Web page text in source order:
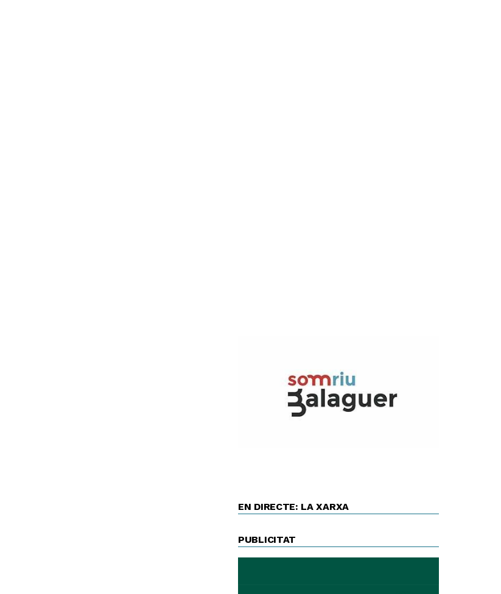
EN DIRECTE: LA XARXA
PUBLICITAT